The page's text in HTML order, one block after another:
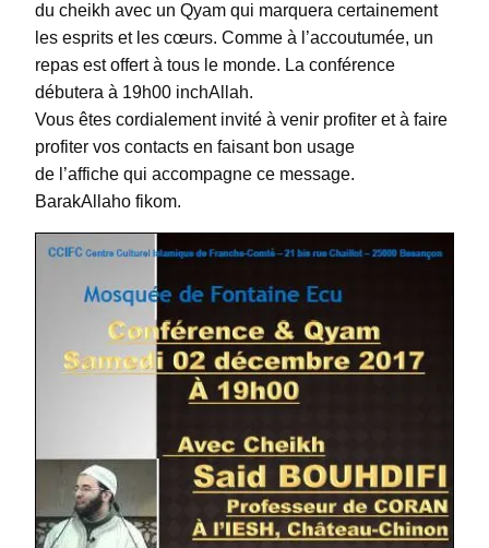
du cheikh avec un Qyam qui marquera certainement
les esprits et les cœurs. Comme à l’accoutumée, un
repas est offert à tous le monde. La conférence
débutera à 19h00 inchAllah.
Vous êtes cordialement invité à venir profiter et à faire
profiter vos contacts en faisant bon usage
de l’affiche qui accompagne ce message.
BarakAllaho fikom.